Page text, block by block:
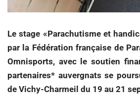
Le stage «Parachutisme et
par la Fédération française de
Omnisports, avec le soutien
partenaires* auvergnats se
de Vichy-Charmeil du 19 au 21